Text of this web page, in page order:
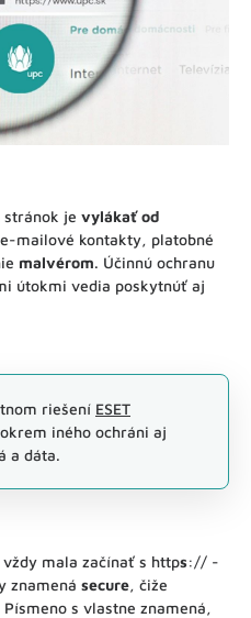
stránok je vylákať od
mailové kontakty, platobné
malvérom. Účinnú ochranu
útokmi vedia poskytnúť aj
riešení ESET
iného ochráni aj
a dáta.
mala začínať s https:// -
znamená secure, čiže
s vlastne znamená,